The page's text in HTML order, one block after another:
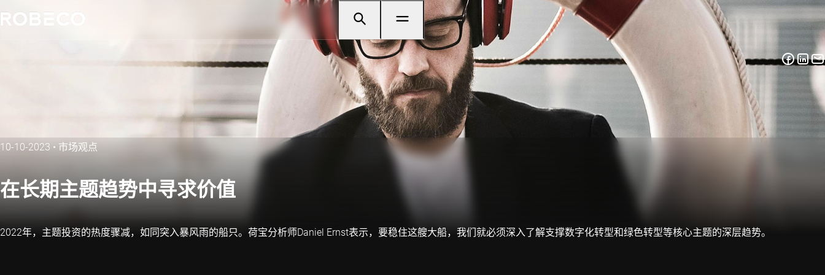
10-10-2023 • 市场观点
在长期主题趋势中寻求价值
2022年，主题投资的热度骤减，如同突入暴风雨的船只。荷宝分析师Daniel Ernst表示，要稳住这艘大船，我们就必须深入了解支撑数字化转型和绿色转型等核心主题的深层趋势。